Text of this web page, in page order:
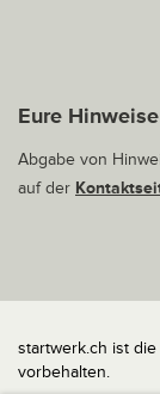
Eure Hinweise
Abgabe von
auf der
startwerk.ch ist
vorbehalten.